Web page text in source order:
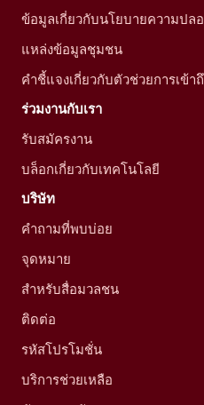
ข้อมูลเกี่ยวกับนโยบายความปล
แหล่งข้อมูลชุมชน
คำชี้แจงเกี่ยวกับตัวช่วยการเข้า
ร่วมงานกับเรา
รับสมัครงาน
บล็อกเกี่ยวกับเทคโนโลยี
บริษัท
คำถามที่พบบ่อย
จุดหมาย
สำหรับสื่อมวลชน
ติดต่อ
รหัสโปรโมชั่น
บริการช่วยเหลือ